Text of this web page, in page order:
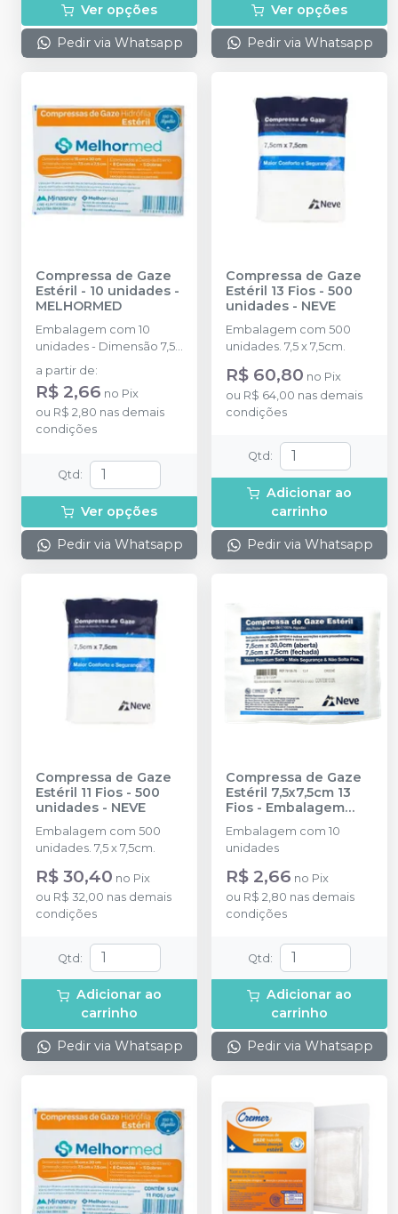
Ver opções
Pedir via Whatsapp
Ver opções
Pedir via Whatsapp
Compressa de Gaze
Estéril - 10 unidades -
MELHORMED
Embalagem com 10
unidades - Dimensão 7,5
x 7,5cm.
a partir de:
R$ 2,66 no Pix
ou R$ 2,80 nas demais
condições
Qtd :
Ver opções
Pedir via Whatsapp
Compressa de Gaze
Estéril 13 Fios - 500
unidades - NEVE
Embalagem com 500
unidades. 7,5 x 7,5cm.
R$ 60,80 no Pix
ou R$ 64,00 nas demais
condições
Qtd :
Adicionar ao
carrinho
Pedir via Whatsapp
Compressa de Gaze
Estéril 11 Fios - 500
unidades - NEVE
Embalagem com 500
unidades. 7,5 x 7,5cm.
R$ 30,40 no Pix
ou R$ 32,00 nas demais
condições
Qtd :
Adicionar ao
carrinho
Pedir via Whatsapp
Compressa de Gaze
Estéril 7,5x7,5cm 13
Fios - Embalagem
com 10 unidades
NEVE
Embalagem com 10
unidades
R$ 2,66 no Pix
ou R$ 2,80 nas demais
condições
Qtd :
Adicionar ao
carrinho
Pedir via Whatsapp